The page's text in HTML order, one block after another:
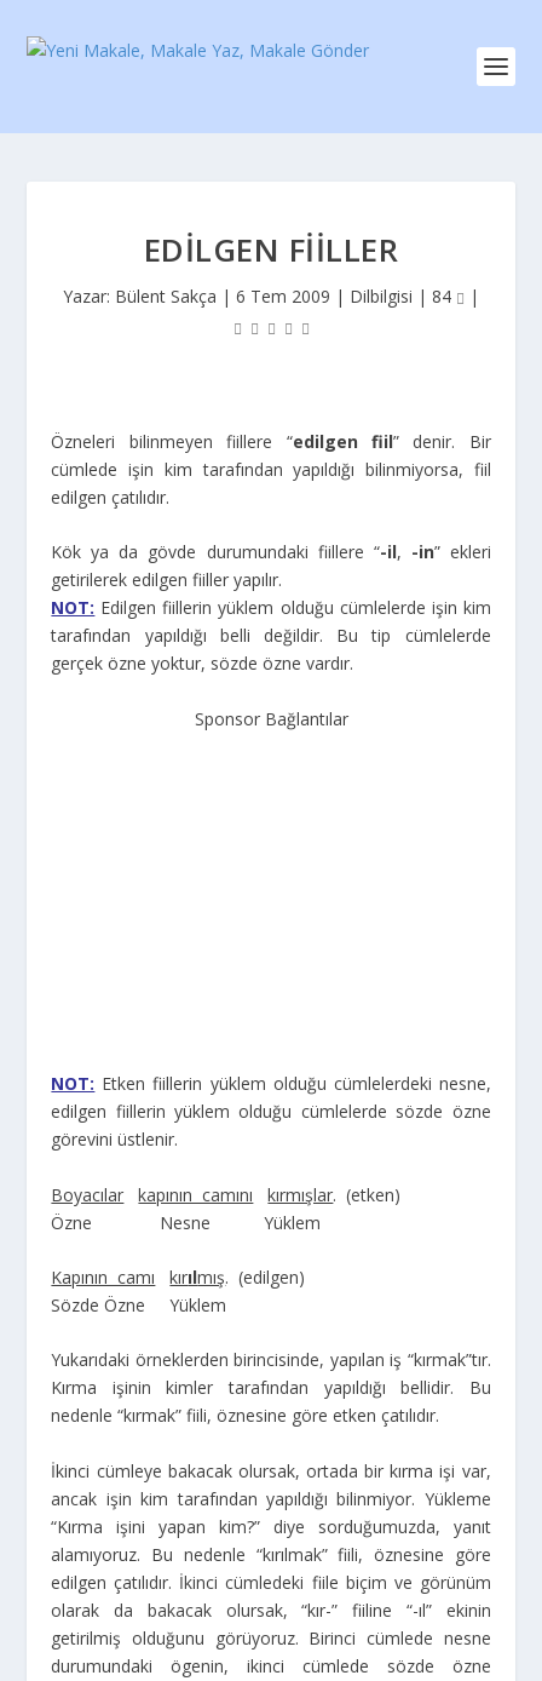
EDILGEN FIILLER
Yazar: Bülent Sakça | 6 Tem 2009 | Dilbilgisi | 84 |
Özneleri bilinmeyen fiillere “edilgen fiil” denir. Bir
cümlede işin kim tarafından yapıldığı bilinmiyorsa, fiil
edilgen çatılıdır.
Kök ya da gövde durumundaki fiillere “-il, -in” ekleri
getirilerek edilgen fiiller yapılır.
NOT: Edilgen fiillerin yüklem olduğu cümlelerde işin kim
tarafından yapıldığı belli değildir. Bu tip cümlelerde
gerçek özne yoktur, sözde özne vardır.
Sponsor Bağlantılar
NOT: Etken fiillerin yüklem olduğu cümlelerdeki nesne,
edilgen fiillerin yüklem olduğu cümlelerde sözde özne
görevini üstlenir.
Boyacılar kapının camını kırmışlar. (etken)
Özne Nesne Yüklem
Kapının camı kırılmış. (edilgen)
Sözde Özne Yüklem
Yukarıdaki örneklerden birincisinde, yapılan iş “kırmak”tır.
Kırma işinin kimler tarafından yapıldığı bellidir. Bu
nedenle “kırmak” fiili, öznesine göre etken çatılıdır.
İkinci cümleye bakacak olursak, ortada bir kırma işi var,
ancak işin kim tarafından yapıldığı bilinmiyor. Yükleme
“Kırma işini yapan kim?” diye sorduğumuzda, yanıt
alamıyoruz. Bu nedenle “kırılmak” fiili, öznesine göre
edilgen çatılıdır. İkinci cümledeki fiile biçim ve görünüm
olarak da bakacak olursak, “kır-” fiiline “-ıl” ekinin
getirilmiş olduğunu görüyoruz. Birinci cümlede nesne
durumundaki ögenin, ikinci cümlede sözde özne